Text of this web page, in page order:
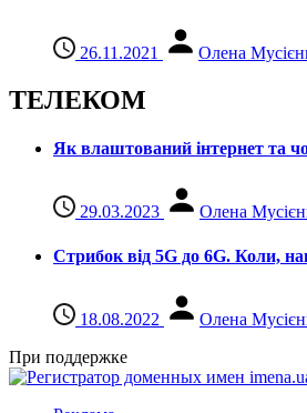
26.11.2021 Олена
ТЕЛЕКОМ
Як влаштований інтернет та
29.03.2023 Олена
Стрибок від 5G до 6G. Коли,
18.08.2022
Олена
При поддержке